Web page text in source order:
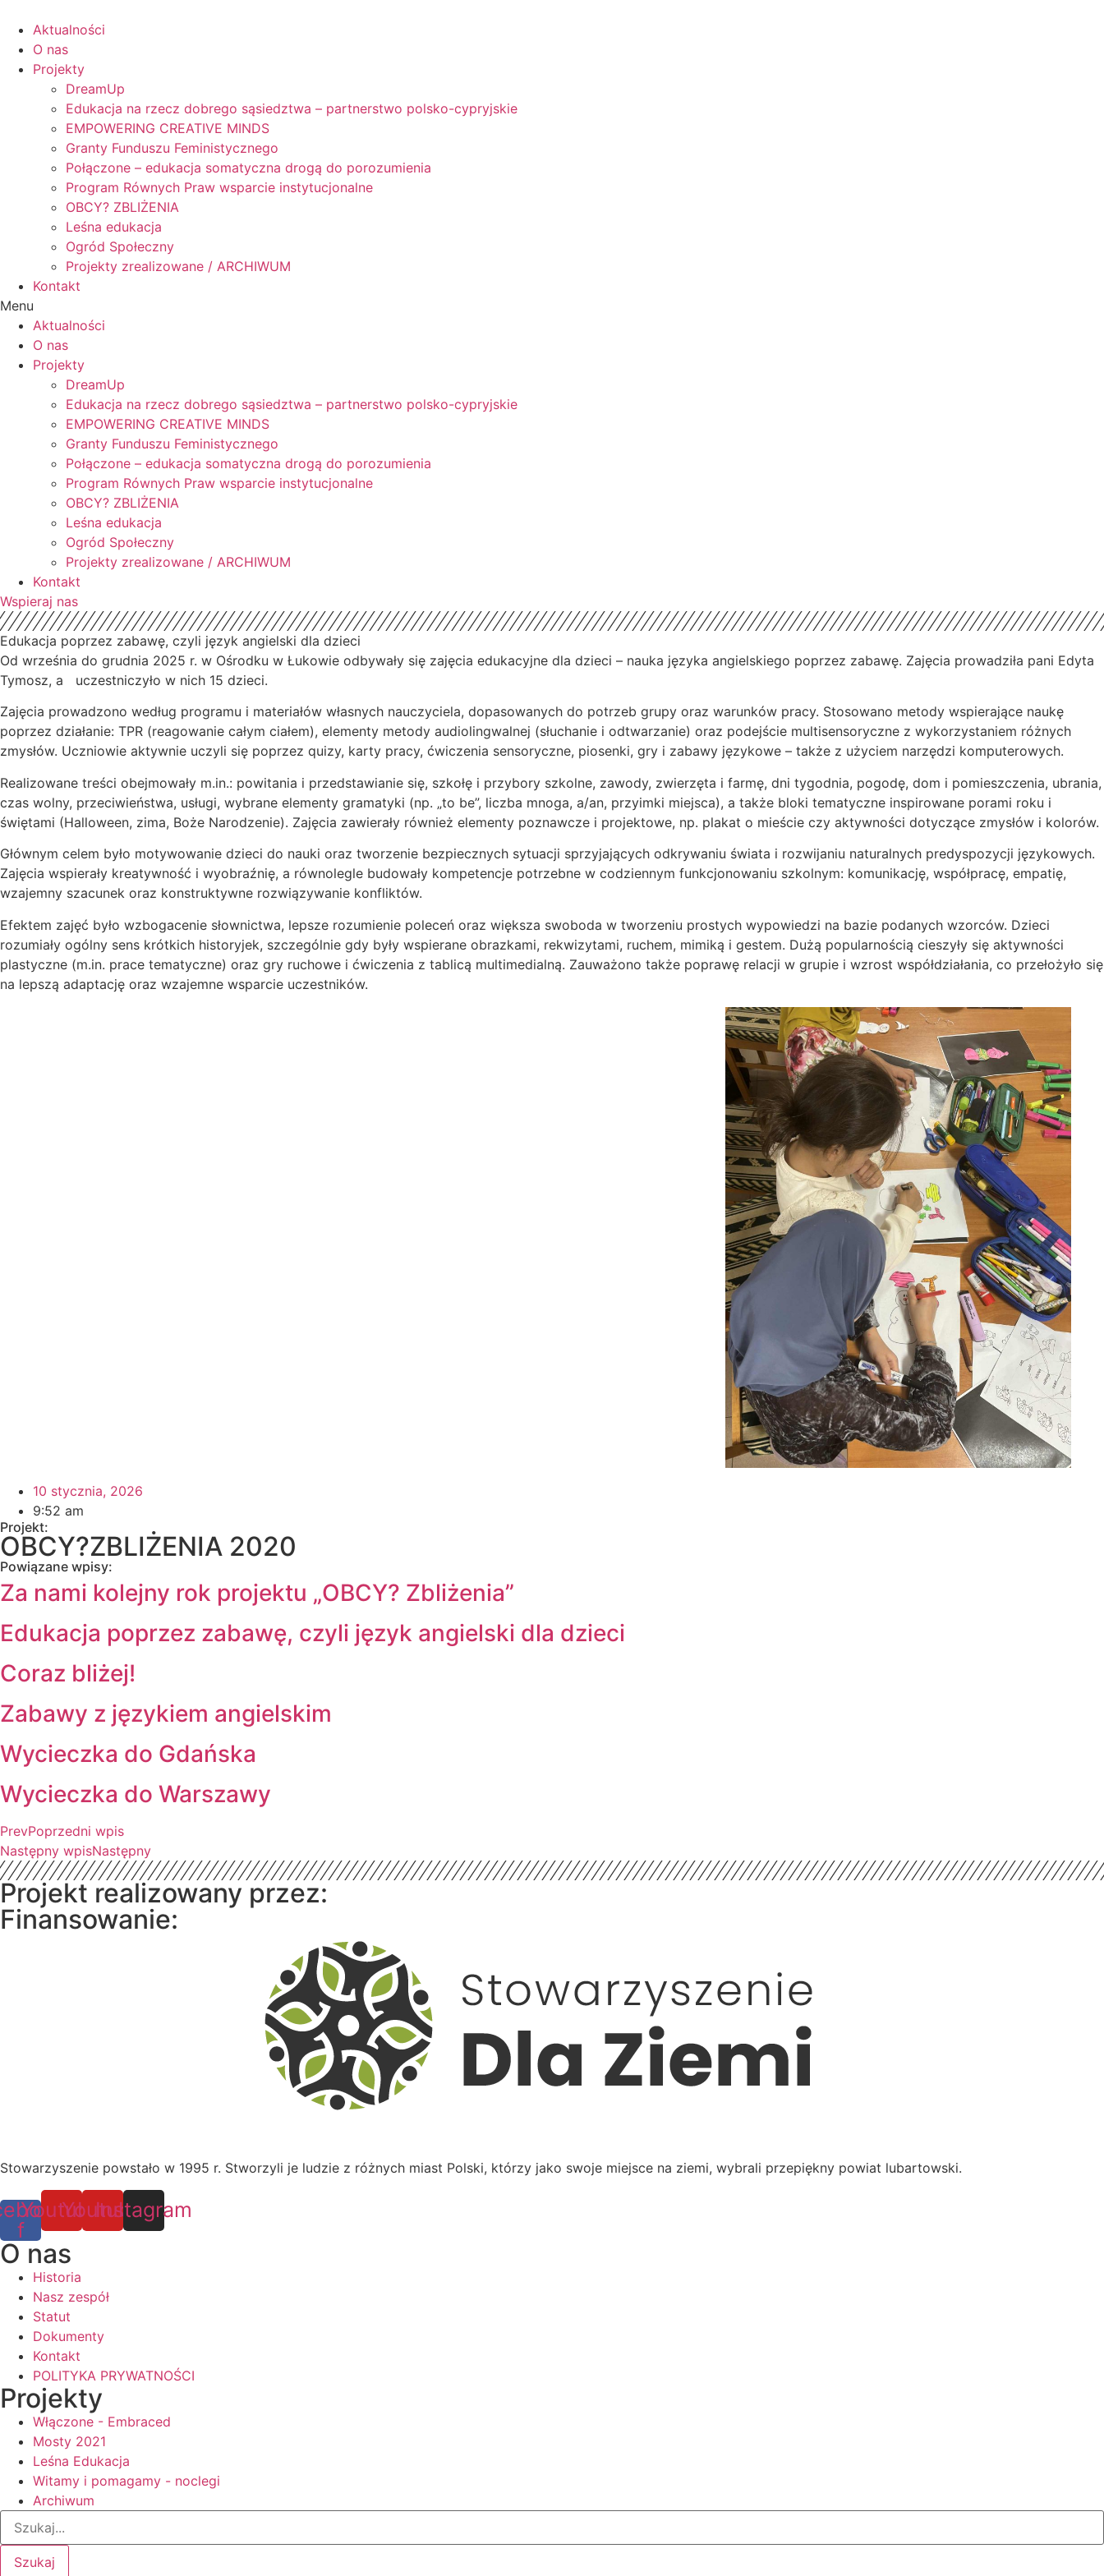
content
Aktualności
O nas
Projekty
DreamUp
Edukacja na rzecz dobrego sąsiedztwa – partnerstwo polsko-cypryjskie
EMPOWERING CREATIVE MINDS
Granty Funduszu Feministycznego
Połączone – edukacja somatyczna drogą do porozumienia
Program Równych Praw wsparcie instytucjonalne
OBCY? ZBLIŻENIA
Leśna edukacja
Ogród Społeczny
Projekty zrealizowane / ARCHIWUM
Kontakt
Menu
Aktualności
O nas
Projekty
DreamUp
Edukacja na rzecz dobrego sąsiedztwa – partnerstwo polsko-cypryjskie
EMPOWERING CREATIVE MINDS
Granty Funduszu Feministycznego
Połączone – edukacja somatyczna drogą do porozumienia
Program Równych Praw wsparcie instytucjonalne
OBCY? ZBLIŻENIA
Leśna edukacja
Ogród Społeczny
Projekty zrealizowane / ARCHIWUM
Kontakt
Wspieraj nas
Edukacja poprzez zabawę, czyli język angielski dla dzieci
Od września do grudnia 2025 r. w Ośrodku w Łukowie odbywały się zajęcia edukacyjne dla dzieci – nauka języka angielskiego poprzez zabawę. Zajęcia prowadziła pani Edyta
Tymosz, a uczestniczyło w nich 15 dzieci.
Zajęcia prowadzono według programu i materiałów własnych nauczyciela, dopasowanych do potrzeb grupy oraz warunków pracy. Stosowano metody wspierające naukę
poprzez działanie: TPR (reagowanie całym ciałem), elementy metody audiolingwalnej (słuchanie i odtwarzanie) oraz podejście multisensoryczne z wykorzystaniem różnych
zmysłów. Uczniowie aktywnie uczyli się poprzez quizy, karty pracy, ćwiczenia sensoryczne, piosenki, gry i zabawy językowe – także z użyciem narzędzi komputerowych.
Realizowane treści obejmowały m.in.: powitania i przedstawianie się, szkołę i przybory szkolne, zawody, zwierzęta i farmę, dni tygodnia, pogodę, dom i pomieszczenia, ubrania,
czas wolny, przeciwieństwa, usługi, wybrane elementy gramatyki (np. „to be”, liczba mnoga, a/an, przyimki miejsca), a także bloki tematyczne inspirowane porami roku i
świętami (Halloween, zima, Boże Narodzenie). Zajęcia zawierały również elementy poznawcze i projektowe, np. plakat o mieście czy aktywności dotyczące zmysłów i kolorów.
Głównym celem było motywowanie dzieci do nauki oraz tworzenie bezpiecznych sytuacji sprzyjających odkrywaniu świata i rozwijaniu naturalnych predyspozycji językowych.
Zajęcia wspierały kreatywność i wyobraźnię, a równolegle budowały kompetencje potrzebne w codziennym funkcjonowaniu szkolnym: komunikację, współpracę, empatię,
wzajemny szacunek oraz konstruktywne rozwiązywanie konfliktów.
Efektem zajęć było wzbogacenie słownictwa, lepsze rozumienie poleceń oraz większa swoboda w tworzeniu prostych wypowiedzi na bazie podanych wzorców. Dzieci
rozumiały ogólny sens krótkich historyjek, szczególnie gdy były wspierane obrazkami, rekwizytami, ruchem, mimiką i gestem. Dużą popularnością cieszyły się aktywności
plastyczne (m.in. prace tematyczne) oraz gry ruchowe i ćwiczenia z tablicą multimedialną. Zauważono także poprawę relacji w grupie i wzrost współdziałania, co przełożyło się
na lepszą adaptację oraz wzajemne wsparcie uczestników.
10 stycznia, 2026
9:52 am
Projekt:
OBCY?ZBLIŻENIA 2020
Powiązane wpisy:
Za nami kolejny rok projektu „OBCY? Zbliżenia”
Edukacja poprzez zabawę, czyli język angielski dla dzieci
Coraz bliżej!
Zabawy z językiem angielskim
Wycieczka do Gdańska
Wycieczka do Warszawy
PrevPoprzedni wpis
Następny wpisNastępny
Projekt realizowany przez:
Finansowanie:
Stowarzyszenie powstało w 1995 r. Stworzyli je ludzie z różnych miast Polski, którzy jako swoje miejsce na ziemi, wybrali przepiękny powiat lubartowski.
f
YoutubeYoutube
Instagram
O nas
Historia
Nasz zespół
Statut
Dokumenty
Kontakt
POLITYKA PRYWATNOŚCI
Projekty
Włączone - Embraced
Mosty 2021
Leśna Edukacja
Witamy i pomagamy - noclegi
Archiwum
Szukaj